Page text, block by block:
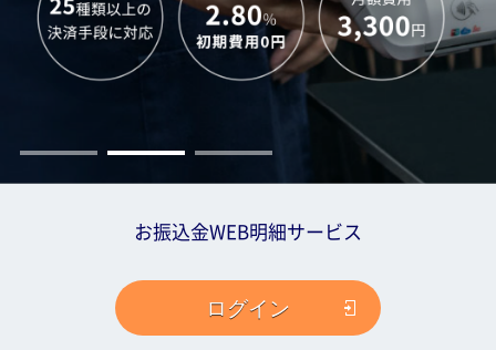
お振込金WEB明細サービス
ログイン